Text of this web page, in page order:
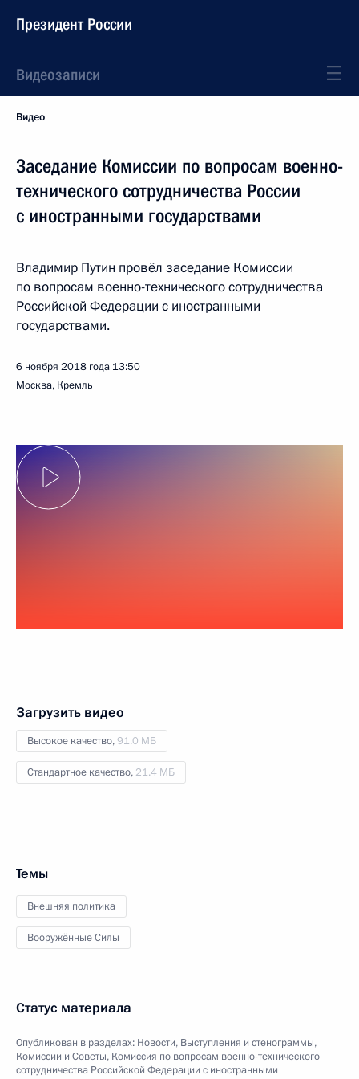
Президент России
Видеозаписи
Видео
Заседание Комиссии по вопросам военно-
технического сотрудничества России
с иностранными государствами
Владимир Путин провёл заседание Комиссии
по вопросам военно-технического сотрудничества
Российской Федерации с иностранными
государствами.
6 ноября 2018 года 13:50
Москва, Кремль
Загрузить видео
Высокое качество,91.0 МБ
Стандартное качество, 21.4 МБ
Темы
Внешняя политика
Вооружённые Силы
Статус материала
Опубликован в разделах: Новости, Выступления и стенограммы,
Комиссии и Советы, Комиссия по вопросам военно-технического
сотрудничества Российской Федерации с иностранными